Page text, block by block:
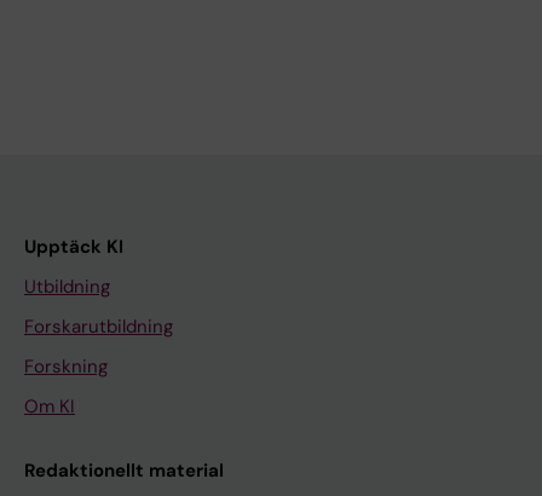
Upptäck KI
Utbildning
Forskarutbildning
Forskning
Om KI
Redaktionellt material